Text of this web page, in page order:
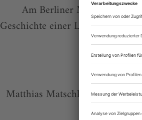
Am Berliner Maxim Gorki
Geschichte einer Liebe» sehr
Matthias Matschke entdeckt in